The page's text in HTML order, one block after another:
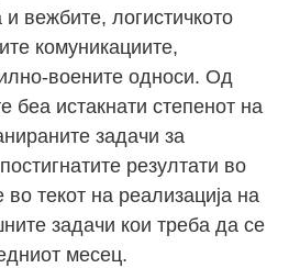
вежбите, логистичкото
комуникациите,
воените односи. Од
беа истакнати степенот на
задачи за
резултати во
текот на реализација на
задачи кои треба да се
месец.